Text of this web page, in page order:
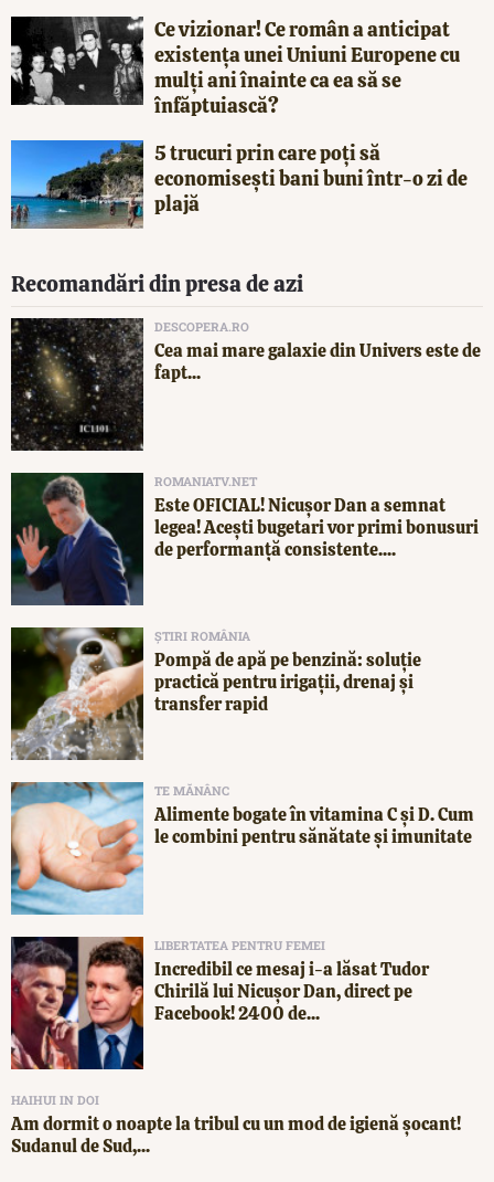
Ce vizionar! Ce român a anticipat
existența unei Uniuni Europene cu
mulți ani înainte ca ea să se
înfăptuiască?
5 trucuri prin care poți să
economisești bani buni într-o zi de
plajă
Recomandări din presa de azi
DESCOPERA.RO
Cea mai mare galaxie din Univers este de
fapt...
ROMANIATV.NET
Este OFICIAL! Nicușor Dan a semnat
legea! Acești bugetari vor primi bonusuri
de performanță consistente....
ȘTIRI ROMÂNIA
Pompă de apă pe benzină: soluție
practică pentru irigații, drenaj și
transfer rapid
TE MĂNÂNC
Alimente bogate în vitamina C și D. Cum
le combini pentru sănătate și imunitate
LIBERTATEA PENTRU FEMEI
Incredibil ce mesaj i-a lăsat Tudor
Chirilă lui Nicușor Dan, direct pe
Facebook! 2400 de...
HAIHUI IN DOI
Am dormit o noapte la tribul cu un mod de igienă șocant!
Sudanul de Sud,...